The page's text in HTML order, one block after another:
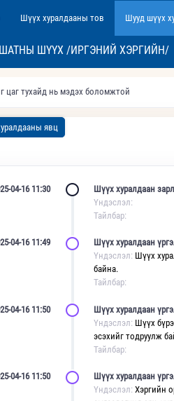
Шүүх хуралдааны тов Шууд шүүх
ШҮҮХ /ИРГЭНИЙ ХЭРГИЙН/
цаг тухайд нь мэдэх боломжтой
явц
04-16 11:30
Шүүх хуралдаан
Үндэслэл:
Тайлбар:
04-16 11:49
Шүүх хуралдаан
Үндэслэл: Шүүх
байна.
Тайлбар:
04-16 11:50
Шүүх хуралдаан
Үндэслэл: Шүүх
эсэхийг тодруулж
Тайлбар:
04-16 11:50
Шүүх хуралдаан
Үндэслэл: Хэргийн